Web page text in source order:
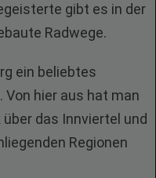
gibt es in der
Radwege.
ein beliebtes
Von hier aus hat man
das Innviertel und
Regionen